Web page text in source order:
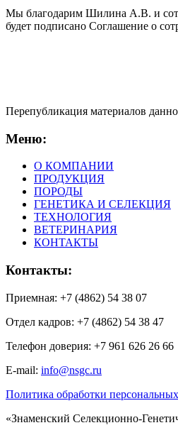
Мы благодарим Шилина А.В. и
будет подписано Соглашение о
Перепубликация материалов
Меню:
О КОМПАНИИ
ПРОДУКЦИЯ
ПОРОДЫ
ГЕНЕТИКА И СЕЛЕКЦИЯ
ТЕХНОЛОГИЯ
ВЕТЕРИНАРИЯ
КОНТАКТЫ
Контакты:
Приемная: +7 (4862) 54 38 07
Отдел кадров: +7 (4862) 54 38 47
Телефон доверия: +7 961 626 26 66
E-mail: info@nsgc.ru
Политика обработки
«Знаменский Селекционно-